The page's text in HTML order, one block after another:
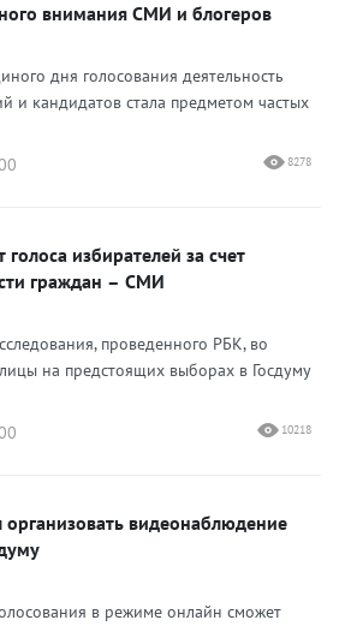
внимания СМИ и блогеров
дня голосования деятельность
и кандидатов стала предметом частых
8278
избирателей за счет
граждан – СМИ
проведенного РБК, во
на предстоящих выборах в Госдуму
10218
видеонаблюдение
в режиме онлайн сможет